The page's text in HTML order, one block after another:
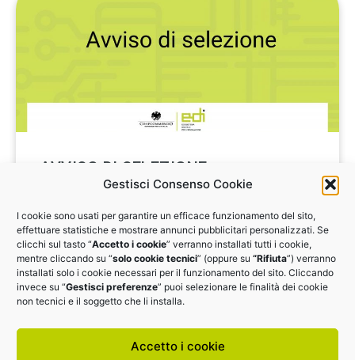
Gestisci Consenso Cookie
I cookie sono usati per garantire un efficace funzionamento del sito,
effettuare statistiche e mostrare annunci pubblicitari personalizzati. Se
clicchi sul tasto “Accetto i cookie” verranno installati tutti i cookie,
mentre cliccando su “solo cookie tecnici” (oppure su “Rifiuta”) verranno
installati solo i cookie necessari per il funzionamento del sito. Cliccando
invece su “Gestisci preferenze” puoi selezionare le finalità dei cookie
non tecnici e il soggetto che li installa.
Accetto i cookie
AVVISO DI SELEZIONE
l’erogazione di assessment nell’ambito del progetto
EDI5.0
CANDIDATI